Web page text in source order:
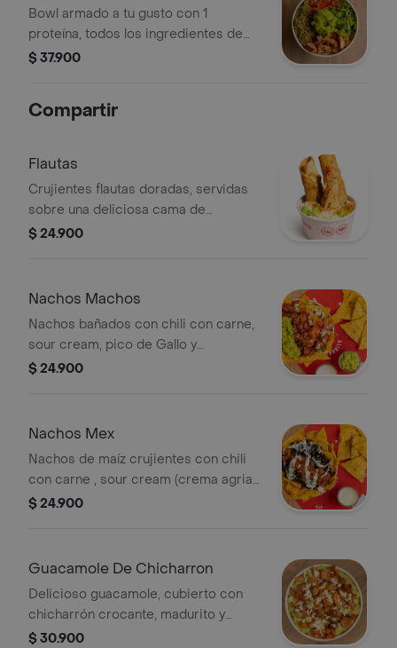
Bowl armado a tu gusto con 1
proteína, todos los ingredientes de
nuestra barra a tu gusto y nachos
$ 37.900
Compartir
Flautas
Crujientes flautas doradas, servidas
sobre una deliciosa cama de
guacamole, queso, sour cream y
$ 24.900
Nachos Machos
Nachos bañados con chili con carne,
sour cream, pico de Gallo y
guacamole.
$ 24.900
Nachos Mex
Nachos de maíz crujientes con chili
con carne , sour cream (crema agria),
mayo Chipotle y frijol dulce.
$ 24.900
Guacamole De Chicharron
Delicioso guacamole, cubierto con
chicharrón crocante, madurito y
queso.
$ 30.900